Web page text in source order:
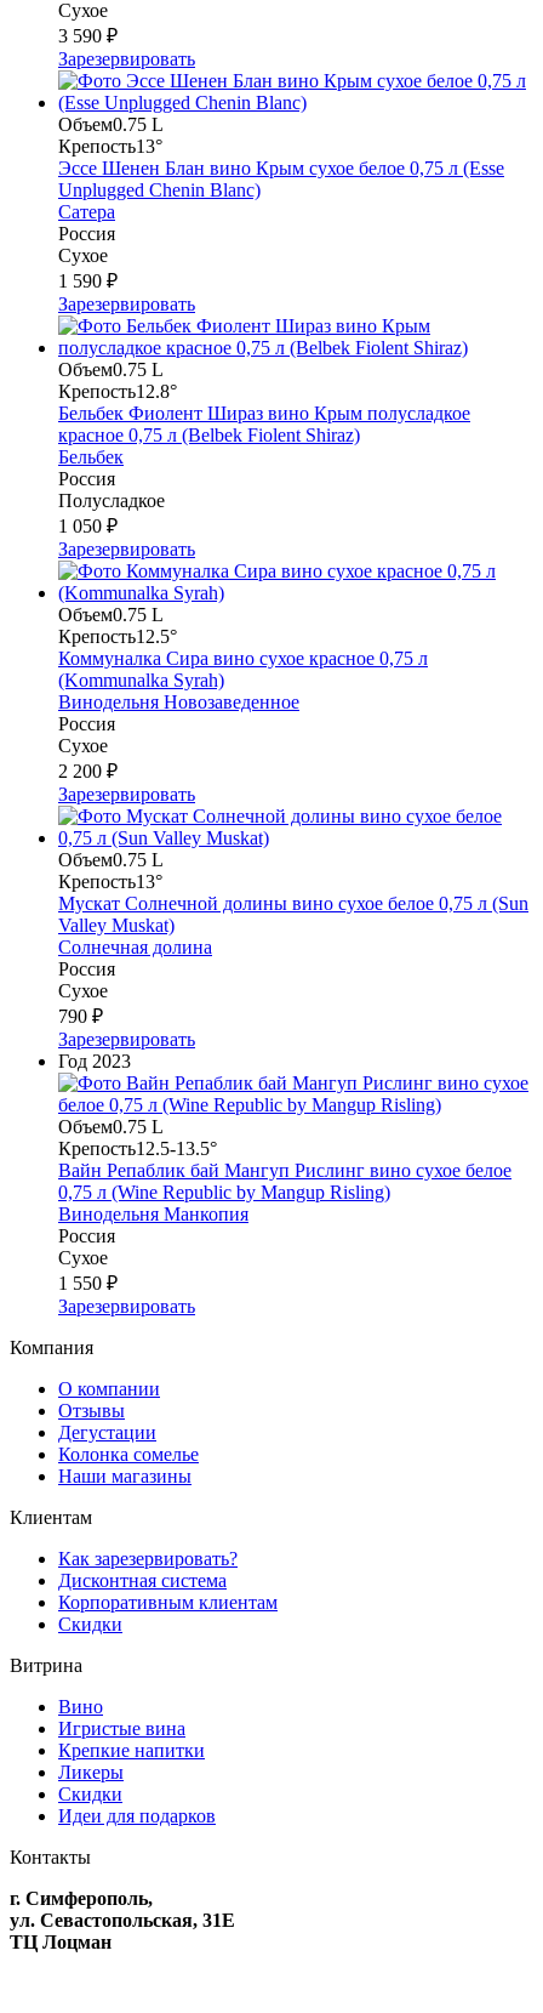
Сухое
3 590 ₽
Зарезервировать
Объем0.75 L
Крепость13°
Эссе Шенен Блан вино Крым сухое белое 0,75 л (Esse
Unplugged Chenin Blanc)
Сатера
Россия
Сухое
1 590 ₽
Зарезервировать
Объем0.75 L
Крепость12.8°
Бельбек Фиолент Шираз вино Крым полусладкое
красное 0,75 л (Belbek Fiolent Shiraz)
Бельбек
Россия
Полусладкое
1 050 ₽
Зарезервировать
Объем0.75 L
Крепость12.5°
Коммуналка Сира вино сухое красное 0,75 л
(Kommunalka Syrah)
Винодельня Новозаведенное
Россия
Сухое
2 200 ₽
Зарезервировать
Объем0.75 L
Крепость13°
Мускат Солнечной долины вино сухое белое 0,75 л (Sun
Valley Muskat)
Солнечная долина
Россия
Сухое
790 ₽
Зарезервировать
Год 2023
Объем0.75 L
Крепость12.5-13.5°
Вайн Репаблик бай Мангуп Рислинг вино сухое белое
0,75 л (Wine Republic by Mangup Risling)
Винодельня Манкопия
Россия
Сухое
1 550 ₽
Зарезервировать
Компания
О компании
Отзывы
Дегустации
Колонка сомелье
Наши магазины
Клиентам
Как зарезервировать?
Дисконтная система
Корпоративным клиентам
Скидки
Витрина
Вино
Игристые вина
Крепкие напитки
Ликеры
Скидки
Идеи для подарков
Контакты
г. Симферополь,
ул. Севастопольская, 31Е
ТЦ Лоцман